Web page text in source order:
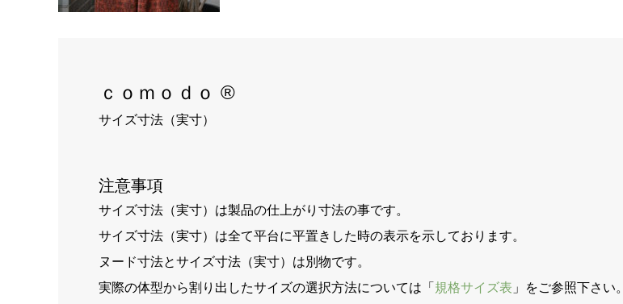
ｃｏｍｏｄｏ ®
サイズ寸法（実寸）
注意事項
サイズ寸法（実寸）は製品の仕上がり寸法の事です。
サイズ寸法（実寸）は全て平台に平置きした時の表示を示しております。
ヌード寸法とサイズ寸法（実寸）は別物です。
実際の体型から割り出したサイズの選択方法については「 規格サイズ表 」をご参照下さい。